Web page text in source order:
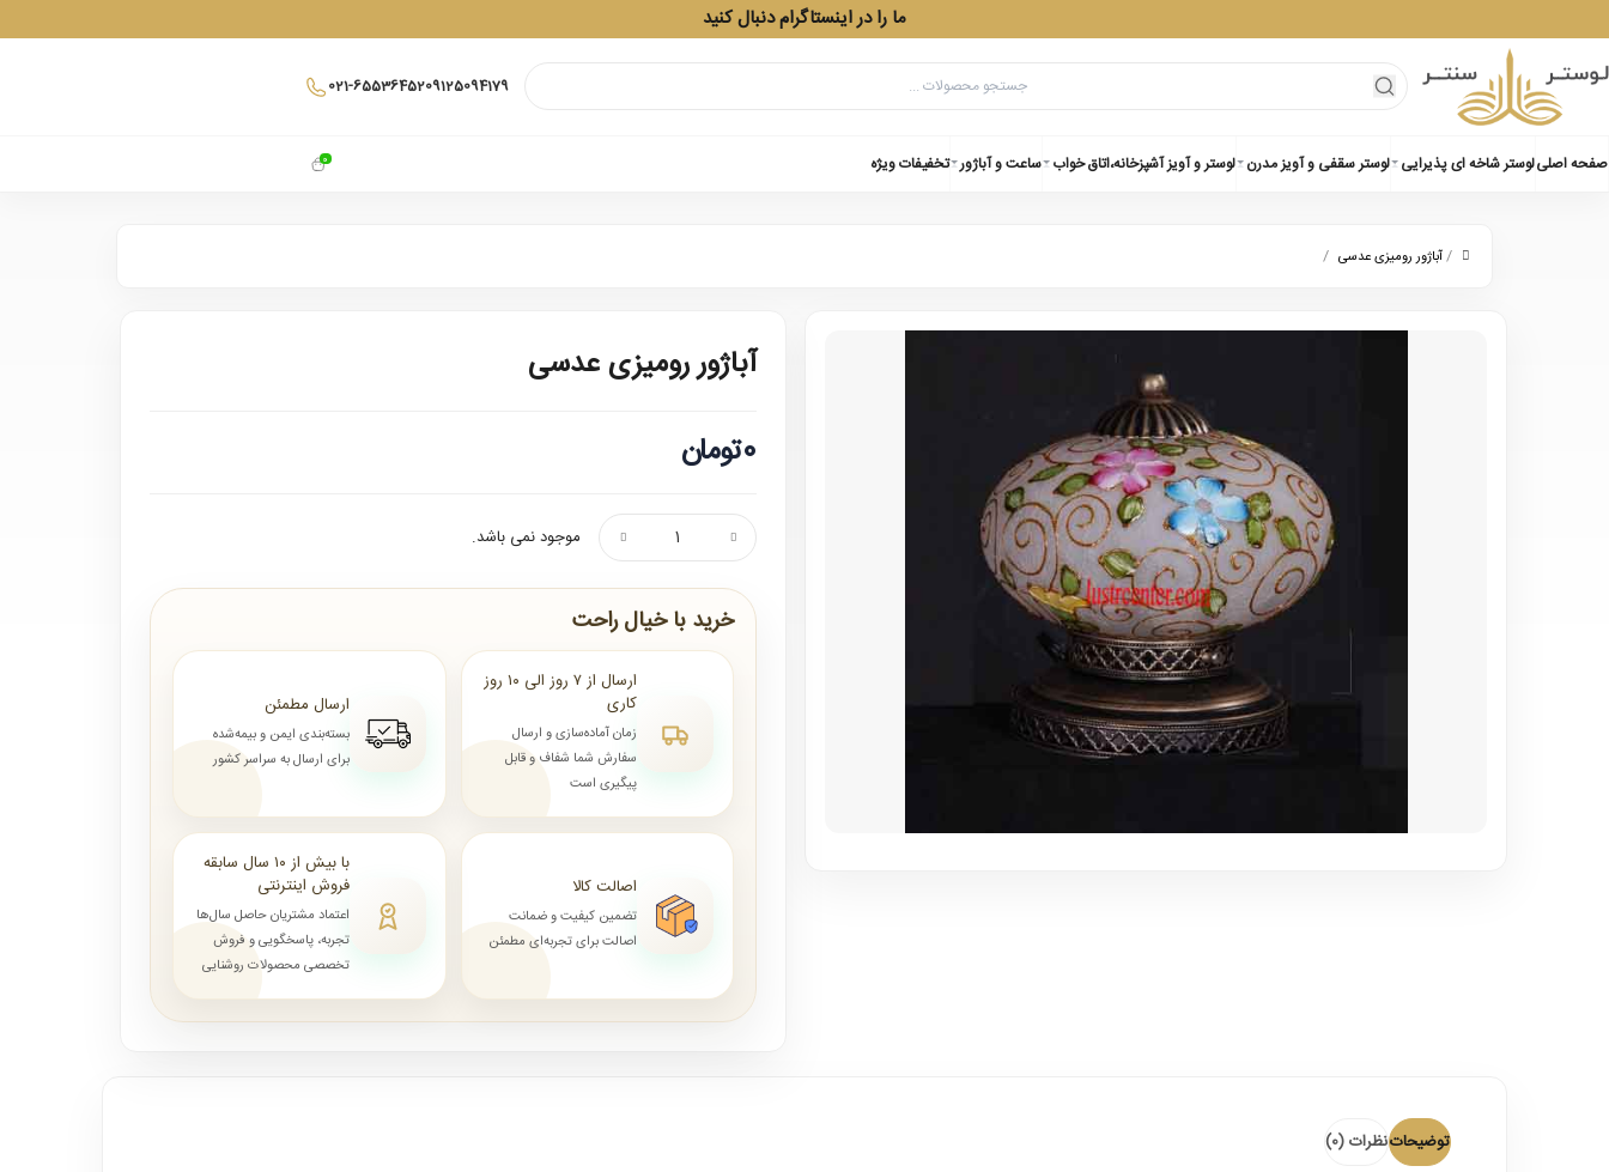
ما را در اینستاگرام دنبال کنید
021-6553645209125094179
0 صفحه اصلیلوستر شاخه ای پذیرایی لوستر سقفی و آویز مدرن لوستر و آویز آشپزخانه،اتاق خواب ساعت و آباژور تخفیفات ویژه
/آباژور رومیزی عدسی /
آباژور رومیزی عدسی
0تومان
موجود نمی باشد.
خرید با خیال راحت
ارسال از ۷ روز الی ۱۰ روز
کاری
زمان آماده‌سازی و ارسال
سفارش شما شفاف و قابل
پیگیری است
ارسال مطمئن
بسته‌بندی ایمن و بیمه‌شده
برای ارسال به سراسر کشور
اصالت کالا
تضمین کیفیت و ضمانت
اصالت برای تجربه‌ای مطمئن
با بیش از ۱۰ سال سابقه
فروش اینترنتی
اعتماد مشتریان حاصل سال‌ها
تجربه، پاسخگویی و فروش
تخصصی محصولات روشنایی
توضیحاتنظرات (0)